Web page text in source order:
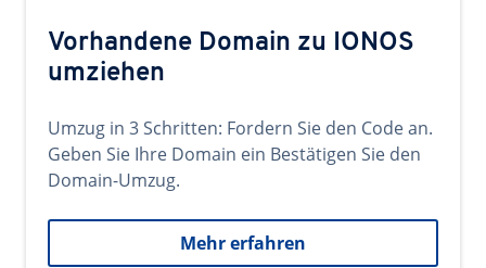
Vorhandene Domain zu IONOS
umziehen
Umzug in 3 Schritten: Fordern Sie den Code an.
Geben Sie Ihre Domain ein Bestätigen Sie den
Domain-Umzug.
Mehr erfahren